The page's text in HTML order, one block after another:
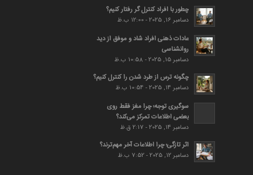
چطور با افراد کنترل گر رفتار کنیم؟
دسامبر 16, 2025 - 12:00 ب.ظ
عادات ذهنی افراد شاد و موفق از دید
روانشناسی
دسامبر 15, 2025 - 10:58 ب.ظ
چگونه ترس از طرد شدن را کنترل کنیم؟
دسامبر 14, 2025 - 10:54 ب.ظ
سوگیری توجه؛ چرا مغز فقط روی
بعضی اطلاعات تمرکز می‌کند؟
دسامبر 14, 2025 - 2:17 ق.ظ
اثر تازگی؛ چرا اطلاعات آخر مهم‌ترند؟
دسامبر 12, 2025 - 7:52 ب.ظ